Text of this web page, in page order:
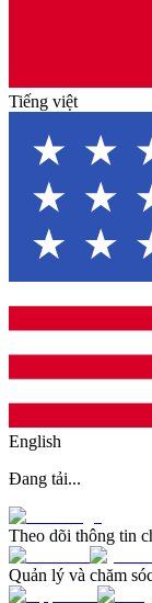
Tiếng việt
English
Đang tải...
Theo dõi thông tin
Quản lý và chăm